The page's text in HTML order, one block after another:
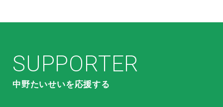
SUPPORTER
中野たいせいを応援する